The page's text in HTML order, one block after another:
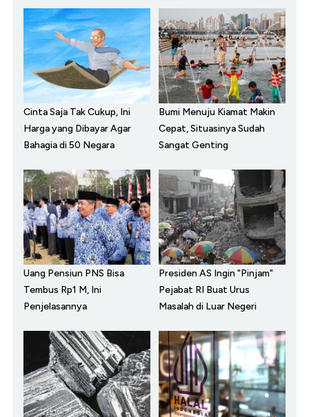
Cinta Saja Tak Cukup, Ini
Harga yang Dibayar Agar
Bahagia di 50 Negara
Bumi Menuju Kiamat Makin
Cepat, Situasinya Sudah
Sangat Genting
Uang Pensiun PNS Bisa
Tembus Rp1 M, Ini
Penjelasannya
Presiden AS Ingin "Pinjam"
Pejabat RI Buat Urus
Masalah di Luar Negeri